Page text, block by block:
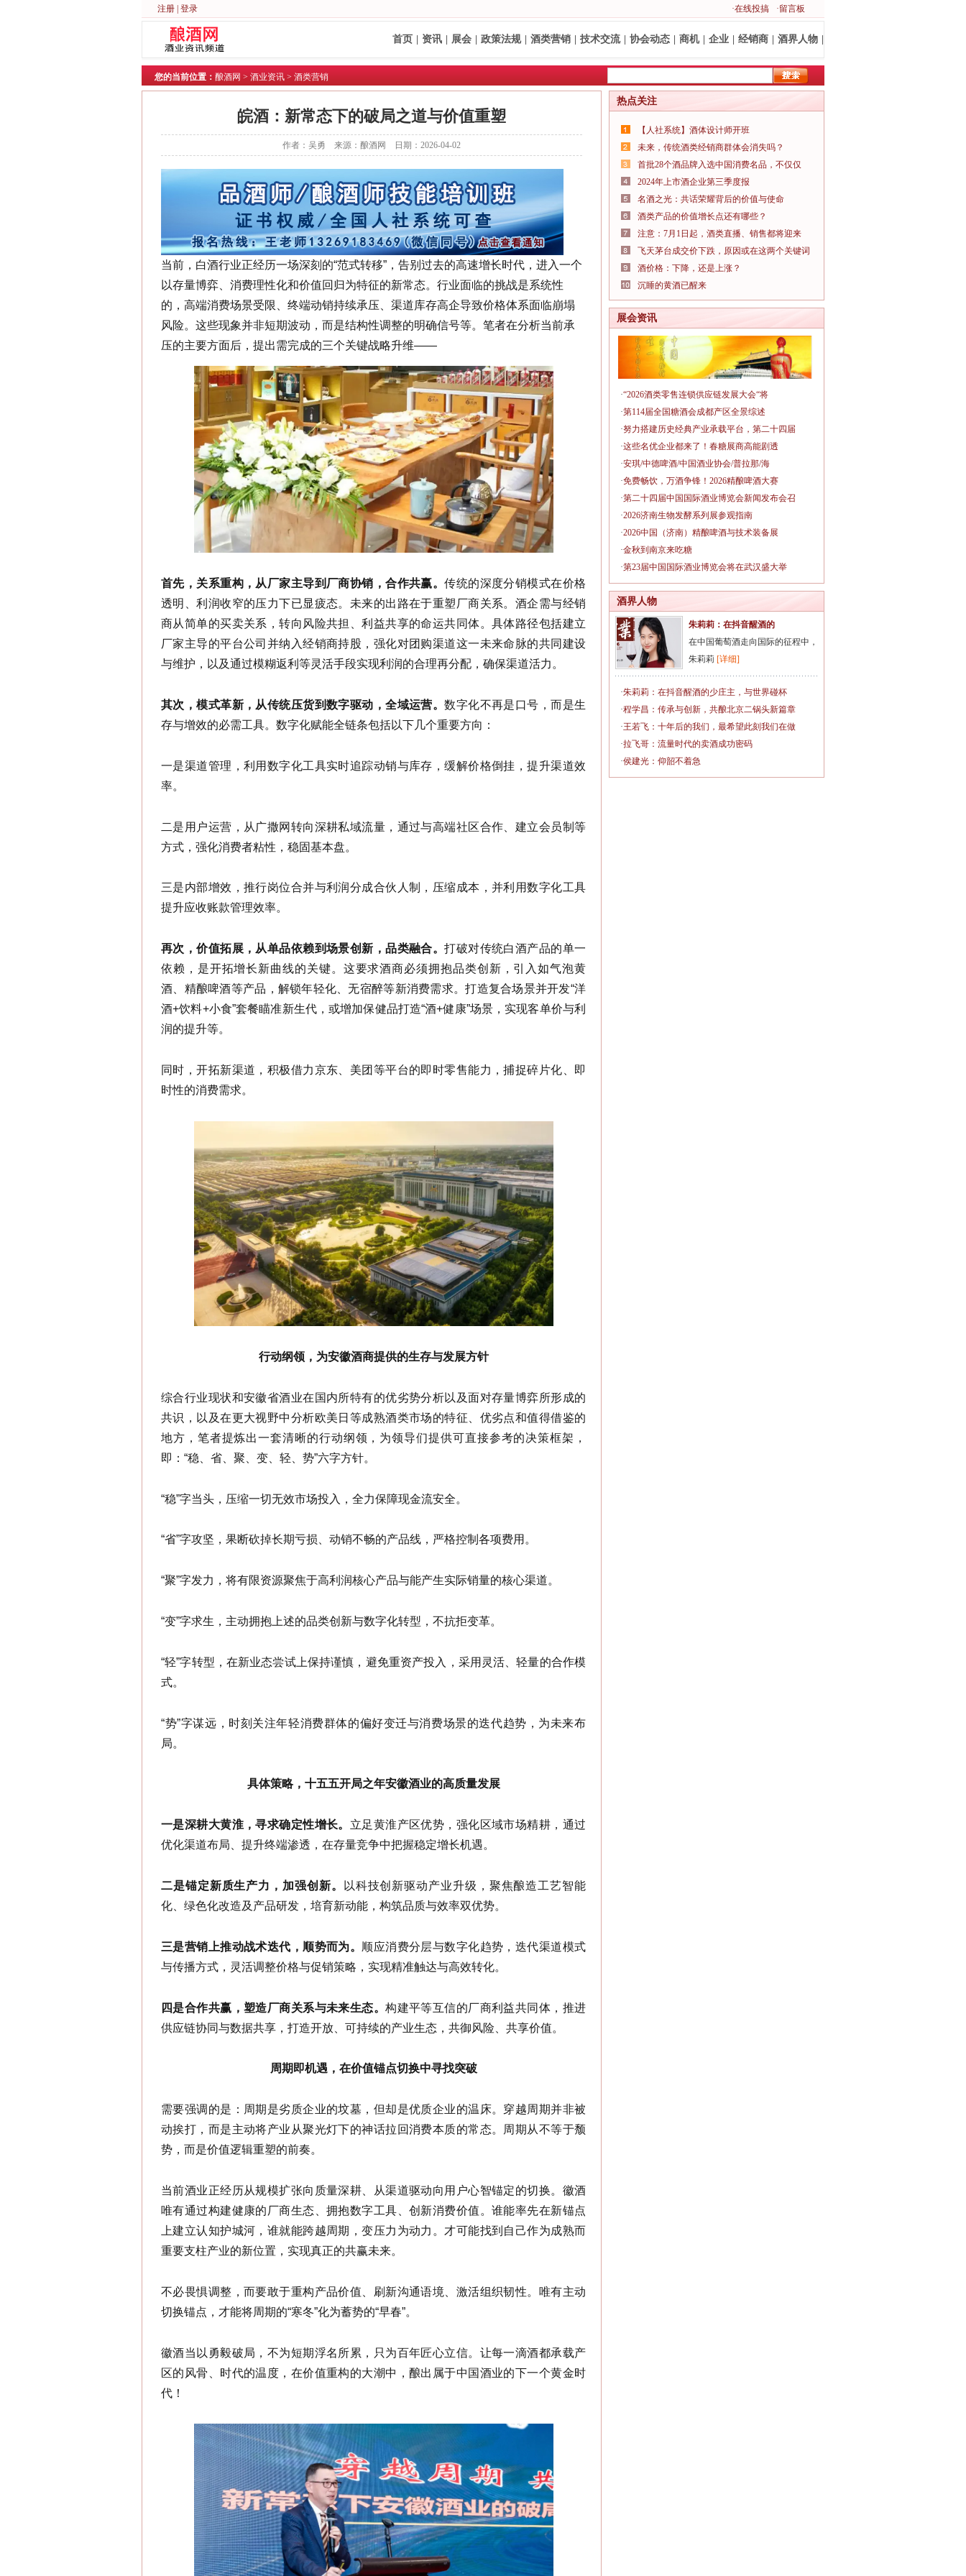
注册 登录 ·在线投搞 ·留言板
首页 资讯 展会 政策法规 酒类营销 技术交流 协会动态 商机 企业 经销商 酒界人物
您的当前位置： 酿酒网 > 酒业资讯 > 酒类营销
皖酒：新常态下的破局之道与价值重塑
作者：吴勇 来源：酿酒网 日期：2026-04-02
当前，白酒行业正经历一场深刻的“范式转移”，告别过去的高速增长时代，进入一个
以存量博弈、消费理性化和价值回归为特征的新常态。行业面临的挑战是系统性
的，高端消费场景受限、终端动销持续承压、渠道库存高企导致价格体系面临崩塌
风险。这些现象并非短期波动，而是结构性调整的明确信号等。笔者在分析当前承
压的主要方面后，提出需完成的三个关键战略升维——
首先，关系重构，从厂家主导到厂商协销，合作共赢。传统的深度分销模式在价格
透明、利润收窄的压力下已显疲态。未来的出路在于重塑厂商关系。酒企需与经销
商从简单的买卖关系，转向风险共担、利益共享的命运共同体。具体路径包括建立
厂家主导的平台公司并纳入经销商持股，强化对团购渠道这一未来命脉的共同建设
与维护，以及通过模糊返利 等灵活手段实现利润的合理再分配，确保渠道活力。
其次，模式革新，从传统压货到数字驱动，全域运营。数字化不再是口号，而是生
存与增效的必需工具。数字化赋能全链条包括以下几个重要方向：
一是渠道管理，利用数字化工具实时追踪动销与库存，缓解价格倒挂，提升渠道效
率。
二是用户运营，从广撒网转向深耕私域流量，通过与高端社区合作、建立会员制等
方式，强化消费者粘性，稳固基本盘。
三是内部增效，推行岗位合并与利润分成合伙人制
，压缩成本，并利用数字化工具
提升应收账款管理效率。
再次，价值拓展，从单品依赖到场景创新，品类融合。打破对传统白酒产品的单一
依赖，是开拓增长新曲线的关键。这要求酒商必须拥抱品类创新，引入如气泡黄
酒 、精酿啤酒等产品，解锁年轻化、无宿醉等新消费需求。打造复合场景并开发“洋
酒+饮料+小食”套餐瞄准新生代，或增加保健品打造“酒+健康”场景，实现客单价与利
润的提升等。
同时，开拓新渠道，积极借力京东、美团等平台的即时零售能力，捕捉碎片化、即
时性的消费需求。
行动纲领，为安徽酒商提供的生存与发展方针
综合行业现状和安徽省酒业在国内所特有的优劣势分析以及面对存量博弈所形成的
共识，以及在更大视野中分析欧美日等成熟酒类市场的特征、优劣点和值得借鉴的
地方，笔者提炼出一套清晰的行动纲领，为领导们提供可直接参考的决策框架，
即：“稳、省、聚、变、轻、势”六字方针。
“稳”字当头，压缩一切无效市场投入，全力保障现金流安全。
“省”字攻坚，果断砍掉长期亏损、动销不畅的产品线，严格控制各项费用。
“聚”字发力，将有限资源聚焦于高利润核心产品与能产生实际销量的核心渠道。
“变”字求生，主动拥抱上述的品类创新与数字化转型，不抗拒变革。
“轻”字转型，在新业态尝试上保持谨慎，避免重资产投入，采用灵活、轻量的合作模
式。
“势”字谋远，时刻关注年轻消费群体的偏好变迁与消费场景的迭代趋势，为未来布
局。
具体策略，十五五开局之年安徽酒业的高质量发展
一是深耕大黄淮，寻求确定性增长。 立足黄淮产区优势，强化区域市场精耕，通过
优化渠道布局、提升终端渗透，在存量竞争中把握稳定增长机遇。
二是锚定新质生产力，加强创新。
以科技创新驱动产业升级，聚焦酿造工艺智能
化、绿色化改造及产品研发，培育新动能，构筑品质与效率双优势。
三是营销上推动战术迭代，顺势而为。 顺应消费分层与数字化趋势，迭代渠道模式
与传播方式，灵活调整价格与促销策略，实现精准触达与高效转化。
四是合作共赢，塑造厂商关系与未来生态。构建平等互信的厂商利益共同体，推进
供应链协同与数据共享，打造开放、可持续的产业生态，共御风险、共享价值。
周期即机遇，在价值锚点切换中寻找突破
需要强调的是：周期是劣质企业的坟墓，但却是优质企业的温床。穿越周期并非被
动挨打，而是主动将产业从聚光灯下的神话拉回消费本质的常态。周期从不等于颓
势，而是价值逻辑重塑的前奏。
当前酒业正经历从规模扩张向质量深耕、从渠道驱动向用户心智锚定的切换。徽酒
唯有通过构建健康的厂商生态、拥抱数字工具、创新消费价值。谁能率先在新锚点
上建立认知护城河，谁就能跨越周期，变压力为动力。才可能找到自己作为成熟而
重要支柱产业的新位置，实现真正的共赢未来。
不必畏惧调整，而要敢于重构产品价值、刷新沟通语境、激活组织韧性。唯有主动
切换锚点，才能将周期的“寒冬”化为蓄势的“早春”。
徽酒当以勇毅破局，不为短期浮名所累，只为百年匠心立信。让每一滴酒都承载产
区的风骨、时代的温度，在价值重构的大潮中，酿出属于中国酒业的下一个黄金时
代！
热点关注
【人社系统】酒体设计师开班
未来，传统酒类经销商群体会消失吗？
首批28个酒品牌入选中国消费名品，不仅仅
2024年上市酒企业第三季度报
名酒之光：共话荣耀背后的价值与使命
酒类产品的价值增长点还有哪些？
注意：7月1日起，酒类直播、销售都将迎来
飞天茅台成交价下跌，原因或在这两个关键词
酒价格：下降，还是上涨？
沉睡的黄酒已醒来
展会资讯
·“2026酒类零售连锁供应链发展大会“将
·第114届全国糖酒会成都产区全景综述
·努力搭建历史经典产业承载平台，第二十四届
·这些名优企业都来了！春糖展商高能剧透
·安琪/中德啤酒/中国酒业协会/普拉那/海
·免费畅饮，万酒争锋！2026精酿啤酒大赛
·第二十四届中国国际酒业博览会新闻发布会召
·2026济南生物发酵系列展参观指南
·2026中国（济南）精酿啤酒与技术装备展
·金秋到南京来吃糖
·第23届中国国际酒业博览会将在武汉盛大举
酒界人物
朱莉莉：在抖音醒酒的
在中国葡萄酒走向国际的征程中，
朱莉莉 [详细]
·朱莉莉：在抖音醒酒的少庄主，与世界碰杯
·程学昌：传承与创新，共酿北京二锅头新篇章
·王若飞：十年后的我们，最希望此刻我们在做
·拉飞哥：流量时代的卖酒成功密码
·侯建光：仰韶不着急